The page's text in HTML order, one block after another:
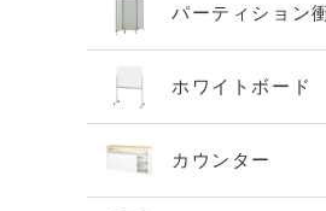
パーティション
ホワイトボード
カウンター